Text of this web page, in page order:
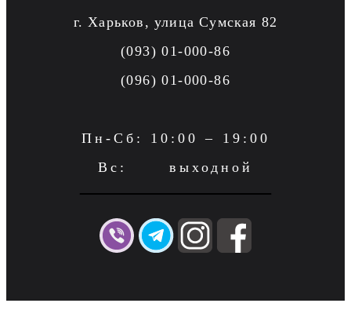
г. Харьков, улица Сумская 82
(093) 01-000-86
(096) 01-000-86
Пн-Сб: 10:00 – 19:00
Вс: выходной